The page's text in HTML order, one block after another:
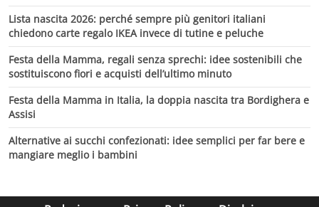
Lista nascita 2026: perché sempre più genitori italiani
chiedono carte regalo IKEA invece di tutine e peluche
Festa della Mamma, regali senza sprechi: idee sostenibili che
sostituiscono fiori e acquisti dell’ultimo minuto
Festa della Mamma in Italia, la doppia nascita tra Bordighera e
Assisi
Alternative ai succhi confezionati: idee semplici per far bere e
mangiare meglio i bambini